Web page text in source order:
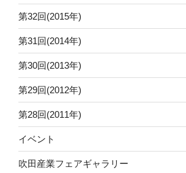
第32回(2015年)
第31回(2014年)
第30回(2013年)
第29回(2012年)
第28回(2011年)
イベント
吹田産業フェアギャラリー